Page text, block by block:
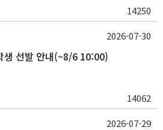
14250
생 선발 안내(~8/6 10:00)
14062
2026-07-30
2026-07-29